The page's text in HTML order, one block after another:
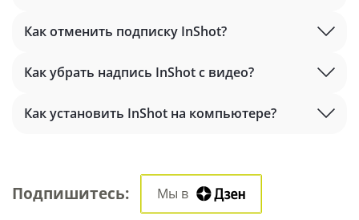
Как отменить подписку InShot?
Как убрать надпись InShot с видео?
Как установить InShot на компьютере?
Подпишитесь: Мы в